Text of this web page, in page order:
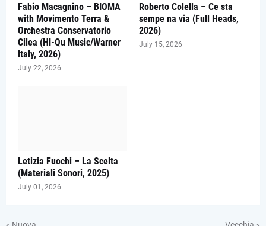
Fabio Macagnino – BIOMA
with Movimento Terra &
Orchestra Conservatorio
Cilea (HI-Qu Music/Warner
Italy, 2026)
July 22, 2026
Roberto Colella – Ce sta
sempe na via (Full Heads,
2026)
July 15, 2026
Letizia Fuochi – La Scelta
(Materiali Sonori, 2025)
July 01, 2026